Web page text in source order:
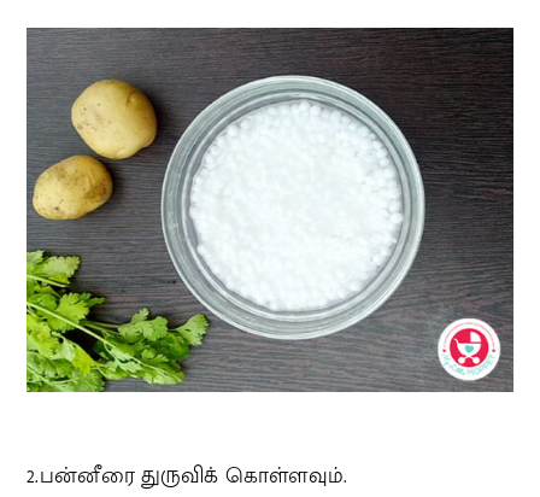
2.பன்னீரை துருவிக் கொள்ளவும்.